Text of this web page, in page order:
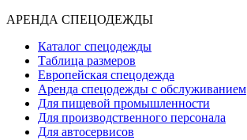
АРЕНДА СПЕЦОДЕЖДЫ
Каталог спецодежды
Таблица размеров
Европейская спецодежда
Аренда спецодежды с обслуживанием
Для пищевой промышленности
Для производственного персонала
Для автосервисов